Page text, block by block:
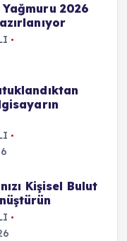
2026
Kişisel Bulut